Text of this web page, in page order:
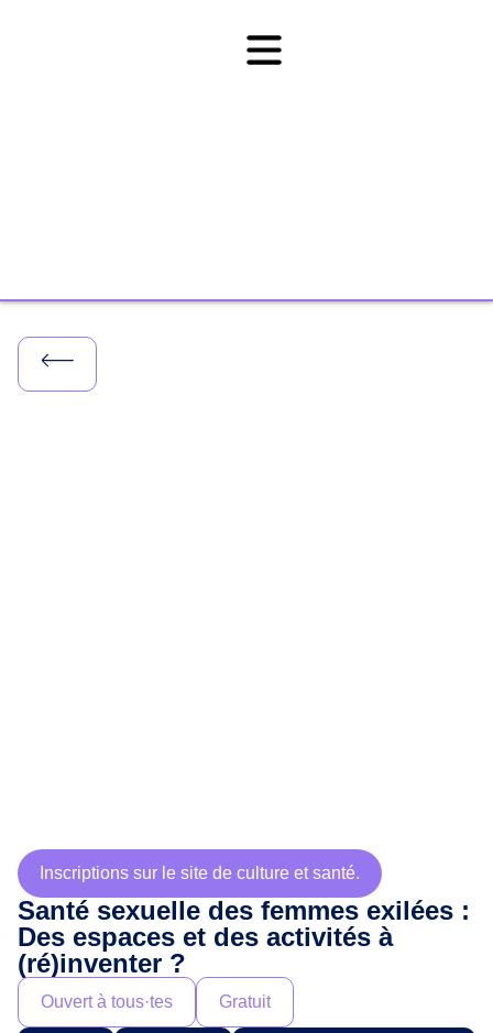
Inscriptions sur le site de culture et santé.
Santé sexuelle des femmes exilées :
Des espaces et des activités à
(ré)inventer ?
Ouvert à tous·tes Gratuit